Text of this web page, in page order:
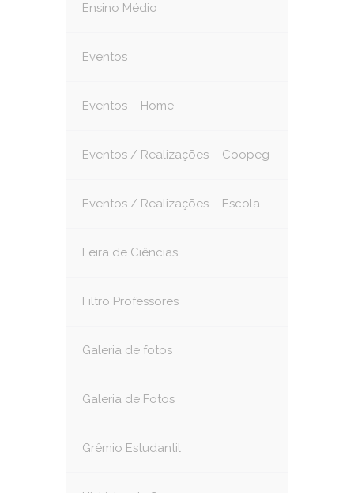
Ensino Médio
Eventos
Eventos – Home
Eventos / Realizações – Coopeg
Eventos / Realizações – Escola
Feira de Ciências
Filtro Professores
Galeria de fotos
Galeria de Fotos
Grêmio Estudantil